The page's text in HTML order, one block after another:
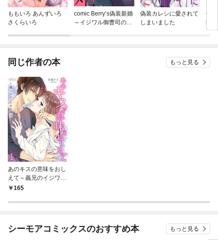
ももいろ あんずいろ
さくらいろ
comic Berry’s偽装新婚
～イジワル御曹司の溺
偽装カレシに愛されて
しまいました
偽
御
た
同じ作者の本 もっと見る
あのキスの意味をおし
えて～義兄のイジワル
な溺愛～ 1
165
シーモアコミックスのおすすめ本 もっと見る